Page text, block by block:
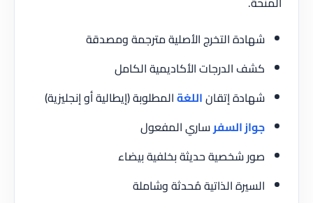
شهادة التخرج الأصلية مترجمة ومصدقة
كشف الدرجات الأكاديمية الكامل
شهادة إتقاناللغةالمطلوبة (إيطالية أو إنجليزية)
جواز السفرساري المفعول
صور شخصية حديثة بخلفية بيضاء
السيرة الذاتية مُحدثة وشاملة